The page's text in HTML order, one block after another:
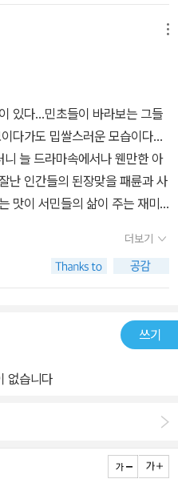
거라면 말이야.’
다. 그런 이타심에게 이기심은
피난처를 제공해줄 수 있는 남
해하는지. 그런데 그런 재형이
고생을 해야 직성이 풀리겠어?’
극명하게 다른 소리를 내던 두
른 목소리가 조심스레 들려왔
보던 그녀가 고개를 들었다. 그
처지예요. 그런데도 괜찮은가
거에 무엇을 했든 상관하지 않습
줄 수 없다는데도 그런 나를 좋
보기 힘든 스팩그랬던 그녀를
편의점힘들게 일하는 그녀를 돕
개하지만 그녀는 이력서를 써오
게 비밀이 있음을 짐작한다점
이가 있으며 힘든 상황임을 알
우미로 올것을 요청하지만 쉽
자신이 아파트로 들이고 점차 그
도우..그리고 마침내 그녀의 진
밀을 가지고 뭔가에 쫒기는 그
에게 위험할수 있다는 말을 남
가 사랑하게 되는 과정으로 채
상인 푸른수염은 등장하지도
손길을 잡을수 없었는지..그 비밀
는데..로맨스로만 꾸며진 것보다
랑만으로 채워져있었다면...심심
력이 있는 푸른수염의 등장으
있다...민초들이 바라보는 그들
다가도 밉쌀스러운 모습이다...
늘 드라마속에서나 웬만한 아
난 인간들의 된장맞을 패륜과 사
맛이 서민들의 삶이 주는 재미
덕분에 잘 살 수 있는데도 불구
가는 사람...그리고 사랑...하지만
끝났게??..ㅋㅋ.. 잘난 폭력남편
리라 생각했지만 힘이 있으야겠
까봐다...이런 통속적인 사랑이
그녀의 잘나가는 뵨태숑키 폭력
과 비교해서는 2편에서는 남자
더보기
쓰기
없습니다